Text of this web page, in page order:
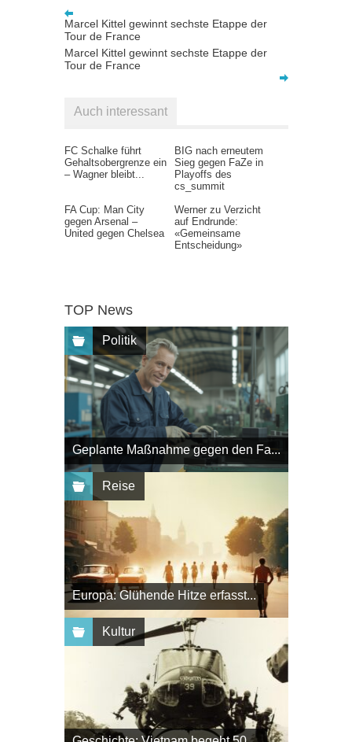
Marcel Kittel gewinnt sechste Etappe der
Tour de France
Marcel Kittel gewinnt sechste Etappe der
Tour de France
Auch interessant
FC Schalke führt
Gehaltsobergrenze ein
– Wagner bleibt...
BIG nach erneutem
Sieg gegen FaZe in
Playoffs des
cs_summit
FA Cup: Man City
gegen Arsenal –
United gegen Chelsea
Werner zu Verzicht
auf Endrunde:
«Gemeinsame
Entscheidung»
TOP News
Politik
Geplante Maßnahme gegen den Fa...
Reise
Europa: Glühende Hitze erfasst...
Kultur